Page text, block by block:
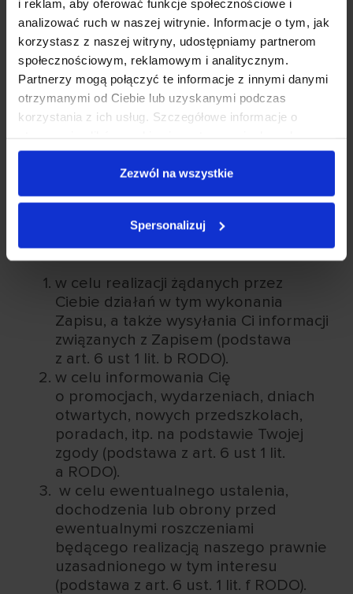
i reklam, aby oferować funkcje społecznościowe i
analizować ruch w naszej witrynie. Informacje o tym, jak
korzystasz z naszej witryny, udostępniamy partnerom
społecznościowym, reklamowym i analitycznym.
Partnerzy mogą połączyć te informacje z innymi danymi
otrzymanymi od Ciebie lub uzyskanymi podczas
korzystania z ich usług. Szczegółowe informacje o
osobowych są dostępne wPolityce prywatności.
Zezwól na wszystkie
Spersonalizuj
zapisania się na konkurs organizowany
przez KIDS&Co. (dalej „Zapis”). Możemy
również uzyskać dane osobowe (lub
łączyć dane osobowe) w wyniku działania
na naszej stronie różnego rodzaju
narzędzi na naszej stronie (na przykład
takich jak Facebook Pixel, kod
statystycznych, reklamowych, w tym
profilowania marketingowego.
Będziemy przetwarzać Twoje dane
odpowiednio :
w celu realizacji żądanych przez
Ciebie działań w tym wykonania
Zapisu, a także wysyłania Ci informacji
związanych z Zapisem (podstawa
z art. 6 ust 1 lit. b RODO).
w celu informowania Cię
o promocjach, wydarzeniach, dniach
otwartych, nowych przedszkolach,
poradach, itp. na podstawie Twojej
zgody (podstawa z art. 6 ust 1 lit.
a RODO).
w celu ewentualnego ustalenia,
dochodzenia lub obrony przed
ewentualnymi roszczeniami
będącego realizacją naszego prawnie
uzasadnionego w tym interesu
(podstawa z art. 6 ust. 1 lit. f RODO).